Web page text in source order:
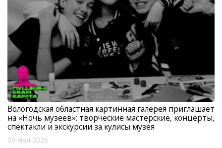
Вологодская областная картинная галерея приглашает
на «Ночь музеев»: творческие мастерские, концерты,
спектакли и экскурсии за кулисы музея
06 мая 2026